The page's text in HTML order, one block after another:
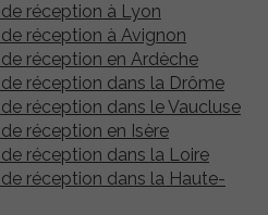
réception à Lyon
réception à Avignon
réception en Ardèche
réception dans la Drôme
réception dans le Vaucluse
réception en Isère
réception dans la Loire
réception dans la Haute-